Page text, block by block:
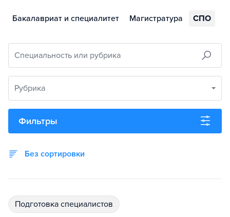
Бакалавриат и специалитет Магистратура СПО
Специальность или рубрика
Рубрика
Фильтры
Без сортировки
подготовка специалистов